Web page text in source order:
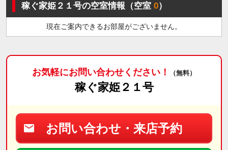
稼ぐ家姫２１号の空室情報（空室0）
現在ご案内できるお部屋がございません。
お気軽にお問い合わせください！ （無料）
稼ぐ家姫２１号
お問い合わせ・来店予約